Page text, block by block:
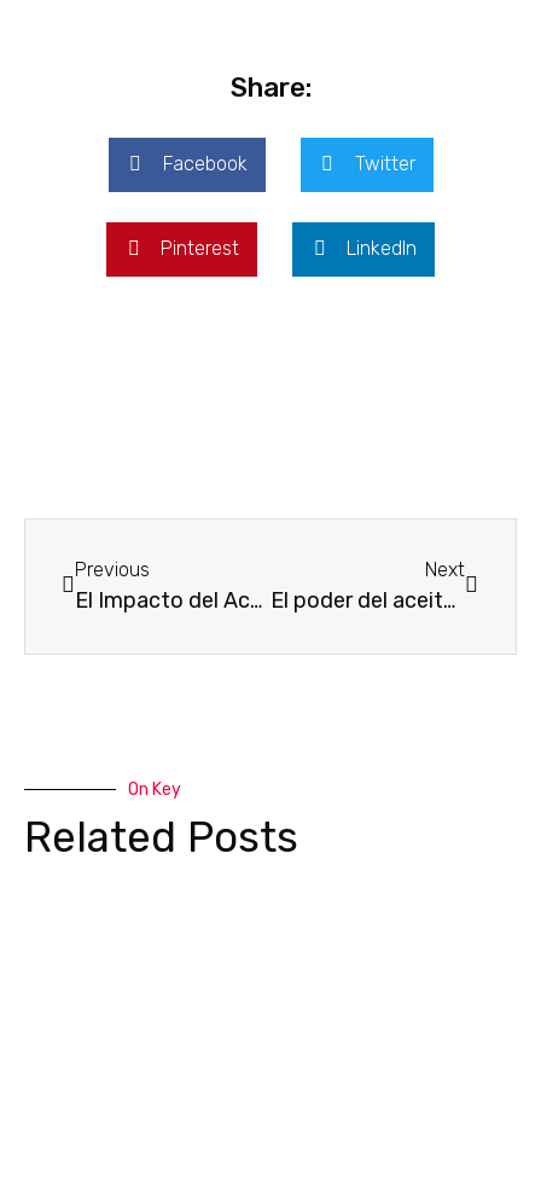
Share:
Facebook Twitter
Pinterest LinkedIn
Previous
El Impacto del Aceite de Camelia en los Jabones Artesanales para el Cuidado de la Piel en Madrid
Next
El poder del aceite de pepitas de sandía en el cuidado de la piel
On Key
Related Posts